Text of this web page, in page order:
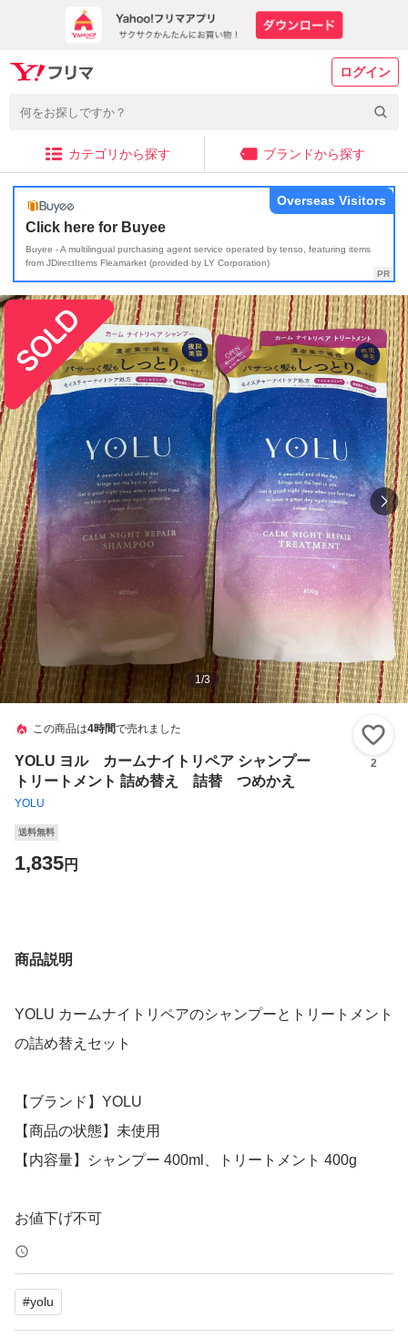
ログイン
カテゴリから探す ブランドから探す
Click here for Buyee
Buyee - A multilingual purchasing agent service operated by tenso, featuring items
from JDirectItems Fleamarket (provided by LY Corporation)
Overseas Visitors
1/3
この商品は4時間で売れました
YOLU ヨル カームナイトリペア シャンプー
トリートメント 詰め替え 詰替 つめかえ
YOLU
2
送料無料
1,835円
商品説明
YOLU カームナイトリペアのシャンプーとトリートメント
の詰め替えセット
【ブランド】YOLU
【商品の状態】未使用
【内容量】シャンプー 400ml、トリートメント 400g
お値下げ不可
#yolu